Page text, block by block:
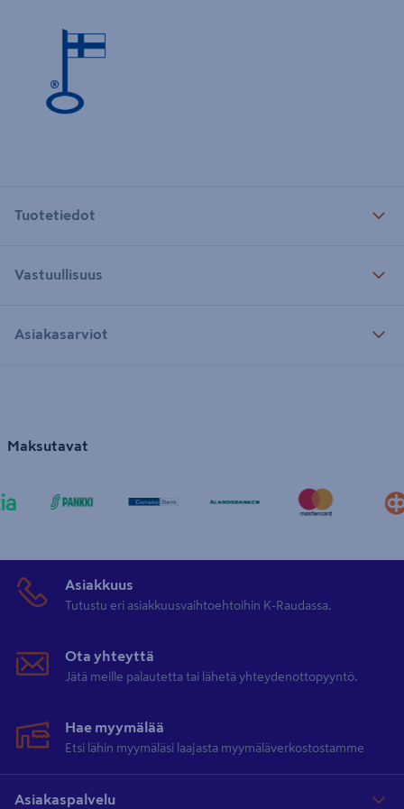
Tuotetiedot
Vastuullisuus
Asiakasarviot
Maksutavat
Asiakkuus
Tutustu eri asiakkuusvaihtoehtoihin K-Raudassa.
Ota yhteyttä
Jätä meille palautetta tai lähetä yhteydenottopyyntö.
Hae myymälää
Etsi lähin myymäläsi laajasta myymäläverkostostamme
Asiakaspalvelu